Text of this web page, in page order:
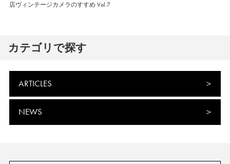
店ヴィンテージカメラのすすめ Vol.7
カテゴリで探す
ARTICLES
NEWS